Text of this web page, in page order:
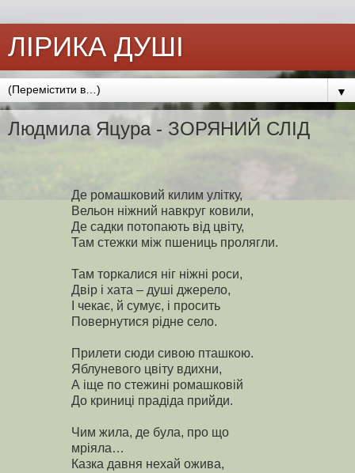
ЛІРИКА ДУШІ
▼
Людмила Яцура - ЗОРЯНИЙ СЛІД
Де ромашковий килим улітку,
Вельон ніжний навкруг ковили,
Де садки потопають від цвіту,
Там стежки між пшениць пролягли.
Там торкалися ніг ніжні роси,
Двір і хата – душі джерело,
І чекає, й сумує, і просить
Повернутися рідне село.
Прилети сюди сивою пташкою.
Яблуневого цвіту вдихни,
А іще по стежині ромашковій
До криниці прадіда прийди.
Чим жила, де була, про що
мріяла…
Казка давня нехай ожива,